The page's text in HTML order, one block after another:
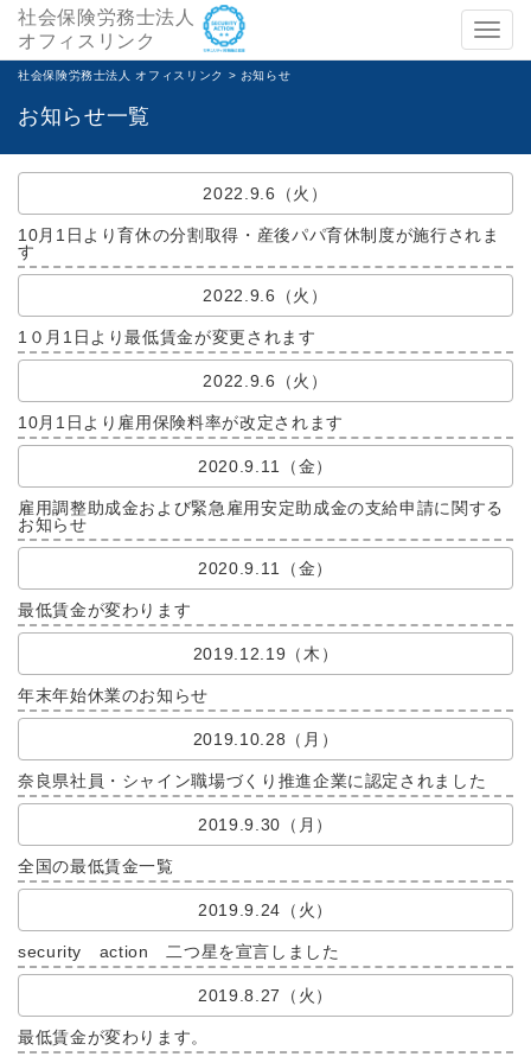
メ
社会保険労務士法人
オフィスリンク
社会保険労務士法人 オフィスリンク > お知らせ
お知らせ一覧
2022.9.6（火）
10月1日より育休の分割取得・産後パパ育休制度が施行されま
す
2022.9.6（火）
1０月1日より最低賃金が変更されます
2022.9.6（火）
10月1日より雇用保険料率が改定されます
2020.9.11（金）
雇用調整助成金および緊急雇用安定助成金の支給申請に関する
お知らせ
2020.9.11（金）
最低賃金が変わります
2019.12.19（木）
年末年始休業のお知らせ
2019.10.28（月）
奈良県社員・シャイン職場づくり推進企業に認定されました
2019.9.30（月）
全国の最低賃金一覧
2019.9.24（火）
security action 二つ星を宣言しました
2019.8.27（火）
最低賃金が変わります。